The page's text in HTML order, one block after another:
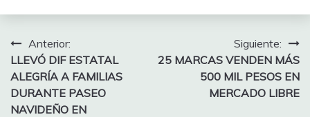
Navegación
de
entradas
Anterior:
LLEVÓ DIF ESTATAL
ALEGRÍA A FAMILIAS
DURANTE PASEO
NAVIDEÑO EN
Siguiente:
25 MARCAS VENDEN MÁS
500 MIL PESOS EN
MERCADO LIBRE